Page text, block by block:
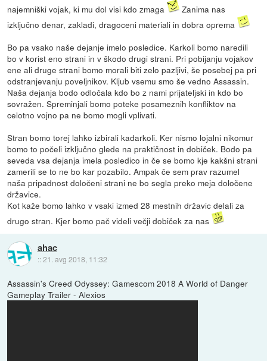
najemniški vojak, ki mu dol visi kdo zmaga
Zanima nas
izključno denar, zakladi, dragoceni materiali in dobra oprema
Bo pa vsako naše dejanje imelo posledice. Karkoli bomo naredili
bo v korist eno strani in v škodo drugi strani. Pri pobijanju vojakov
ene ali druge strani bomo morali biti zelo pazljivi, še posebej pa pri
odstranjevanju poveljnikov. Kljub vsemu smo še vedno Assassin.
Naša dejanja bodo odločala kdo bo z nami prijateljski in kdo bo
sovražen. Spreminjali bomo poteke posameznih konfliktov na
celotno vojno pa ne bomo mogli vplivati.
Stran bomo torej lahko izbirali kadarkoli. Ker nismo lojalni nikomur
bomo to počeli izključno glede na praktičnost in dobiček. Bodo pa
seveda vsa dejanja imela posledico in če se bomo kje kakšni strani
zamerili se to ne bo kar pozabilo. Ampak če sem prav razumel
naša pripadnost določeni strani ne bo segla preko meja določene
državice.
Kot kaže bomo lahko v vsaki izmed 28 mestnih državic delali za
drugo stran. Kjer bomo pač videli večji dobiček za nas
ahac
::21. avg 2018, 11:32
Assassin's Creed Odyssey: Gamescom 2018 A World of Danger
Gameplay Trailer - Alexios